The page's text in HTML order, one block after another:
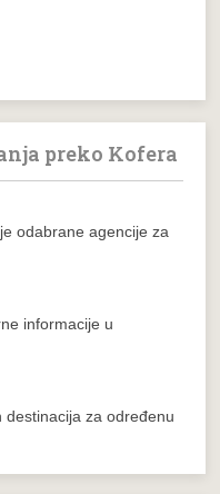
preko Kofera
odabrane agencije za
informacije u
za određenu